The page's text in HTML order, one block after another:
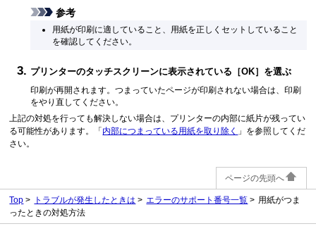
参考
用紙が印刷に適していること、用紙を正しくセットしていること
を確認してください。
プリンターのタッチスクリーンに表示されている［OK］を選ぶ
印刷が再開されます。つまっていたページが印刷されない場合は、印刷
をやり直してください。
上記の対処を行っても解決しない場合は、プリンターの内部に紙片が残ってい
る可能性があります。
「 内部につまっている用紙を取り除く 」を参照してくだ
さい。
ページの先頭へ
Top トラブルが発生したときは エラーのサポート番号一覧
用紙がつま
ったときの対処方法